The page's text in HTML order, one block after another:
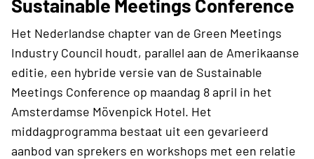
Sustainable Meetings Conference
Het Nederlandse chapter van de Green Meetings
Industry Council houdt, parallel aan de Amerikaanse
editie, een hybride versie van de Sustainable
Meetings Conference op maandag 8 april in het
Amsterdamse Mövenpick Hotel. Het
middagprogramma bestaat uit een gevarieerd
aanbod van sprekers en workshops met een relatie